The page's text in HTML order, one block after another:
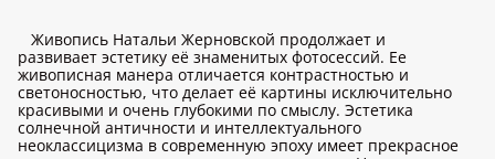
Живопись Натальи Жерновской продолжает и
развивает эстетику её знаменитых фотосессий. Ее
живописная манера отличается контрастностью и
светоносностью, что делает её картины исключительно
красивыми и очень глубокими по смыслу. Эстетика
солнечной античности и интеллектуального
неоклассицизма в современную эпоху имеет прекрасное